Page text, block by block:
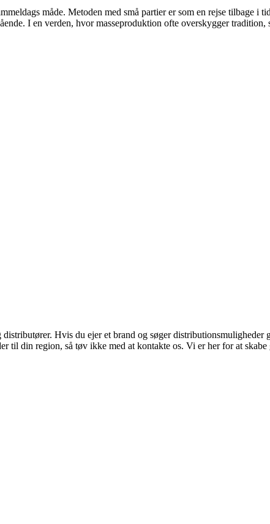
måde. Metoden med små partier er som en rejse tilbage i
I en verden, hvor masseproduktion ofte overskygger tradition,
Hvis du ejer et brand og søger
til din region, så tøv ikke med at kontakte os. Vi er her for at